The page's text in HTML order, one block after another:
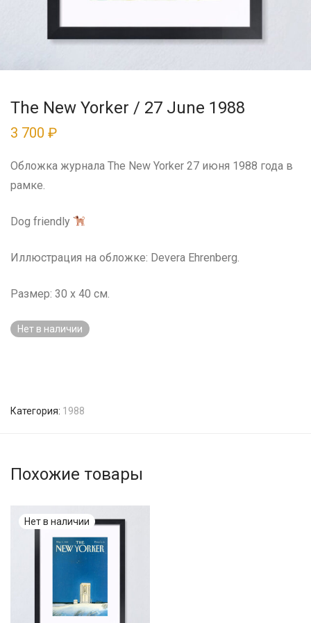
The New Yorker / 27 June 1988
3 700 ₽
Обложка журнала The New Yorker 27 июня 1988 года в
рамке.
Dog friendly
Иллюстрация на обложке: Devera Ehrenberg.
Размер: 30 x 40 см.
Нет в наличии
Категория: 1988
Похожие товары